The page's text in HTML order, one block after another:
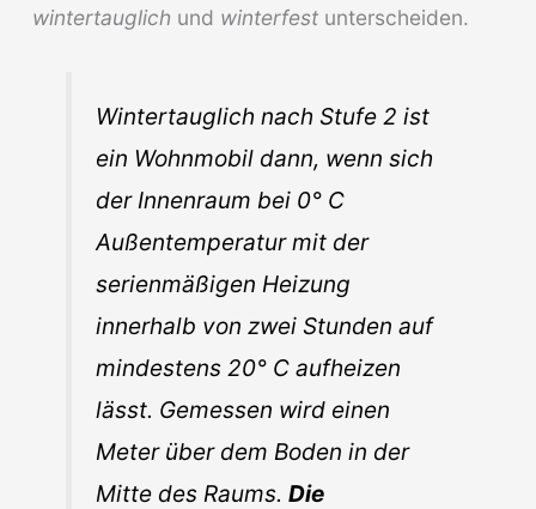
wintertauglich und winterfestunterscheiden.
Wintertauglich nach Stufe 2 ist
ein Wohnmobil dann, wenn sich
der Innenraum bei 0° C
Außentemperatur mit der
serienmäßigen Heizung
innerhalb von zwei Stunden auf
mindestens 20° C aufheizen
lässt. Gemessen wird einen
Meter über dem Boden in der
Mitte des Raums.Die